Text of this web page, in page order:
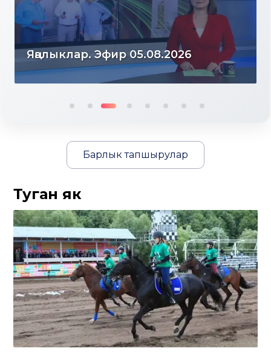
Яңалыклар. Эфир 04.08.2026
Барлык тапшырулар
Туган як